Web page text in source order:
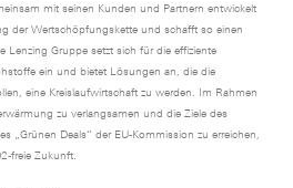
mit seinen Kunden und Partnern entwickelt
der Wertschöpfungskette und schafft so einen
Lenzing Gruppe setzt sich für die effiziente
ein und bietet Lösungen an, die die
eine Kreislaufwirtschaft zu werden. Im Rahmen
zu verlangsamen und die Ziele des
„Grünen Deals“ der EU-Kommission zu erreichen,
freie Zukunft.